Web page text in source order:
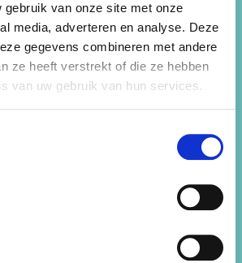
gebruik van onze site met onze
media, adverteren en analyse. Deze
gegevens combineren met andere
ze heeft verstrekt of die ze hebben
van uw gebruik van hun services.
de beste kinderfeestjes,
en bedrijfuitjes! Wij beschikken
in de Haarlemmermeer,
en Lisse.
van Sportfondsen